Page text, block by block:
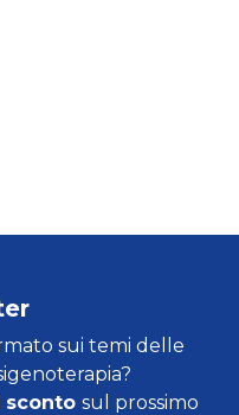
sui temi delle
sconto sul prossimo